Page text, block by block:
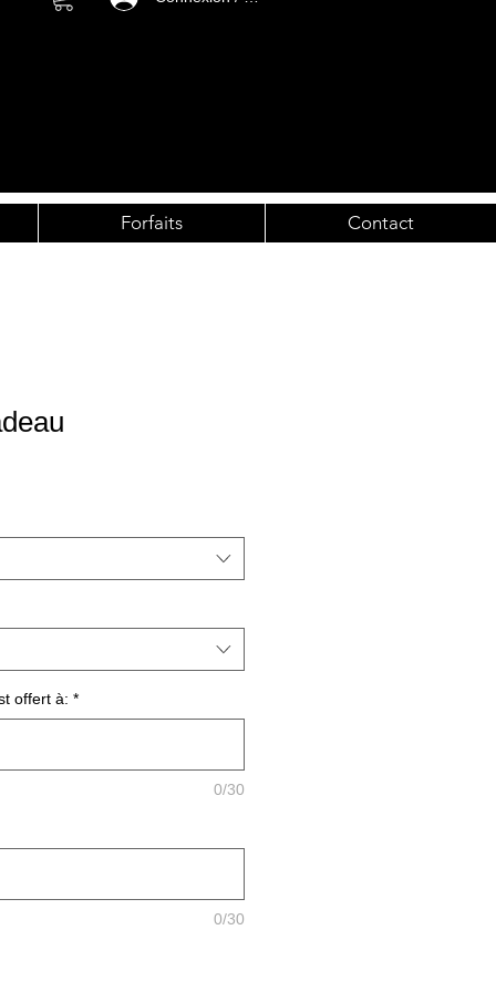
Forfaits Contact
offert à: *
0/30
0/30